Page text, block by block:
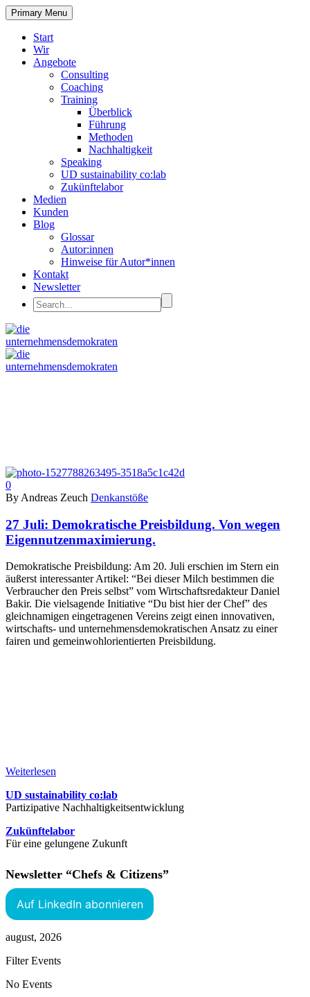
Primary Menu
Start
Wir
Angebote
Consulting
Coaching
Training
Überblick
Führung
Methoden
Nachhaltigkeit
Speaking
UD sustainability co:lab
Zukünftelabor
Medien
Kunden
Blog
Glossar
Autor:innen
Hinweise für Autor*innen
Kontakt
Newsletter
0
By Andreas Zeuch Denkanstöße
27 Juli: Demokratische Preisbildung. Von wegen
Eigennutzenmaximierung.
Demokratische Preisbildung: Am 20. Juli erschien im Stern ein
äußerst interessanter Artikel: “Bei dieser Milch bestimmen die
Verbraucher den Preis selbst” vom Wirtschaftsredakteur Daniel
Bakir. Die vielsagende Initiative “Du bist hier der Chef” des
gleichnamigen eingetragenen Vereins zeigt einen innovativen,
wirtschafts- und unternehmensdemokratischen Ansatz zu einer
fairen und gemeinwohlorientierten Preisbildung.
Weiterlesen
UD sustainability co:lab
Partizipative Nachhaltigkeitsentwicklung
Zukünftelabor
Für eine gelungene Zukunft
Newsletter “Chefs & Citizens”
Auf LinkedIn abonnieren
august, 2026
Filter Events
No Events